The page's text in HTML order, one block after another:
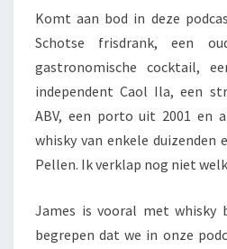
Komt aan bod in deze
Schotse frisdrank, een
gastronomische cocktail,
independent Caol Ila, een
ABV, een porto uit 2001
whisky van enkele duizenden
Pellen. Ik verklap nog niet
James is vooral met whisky
begrepen dat we in onze